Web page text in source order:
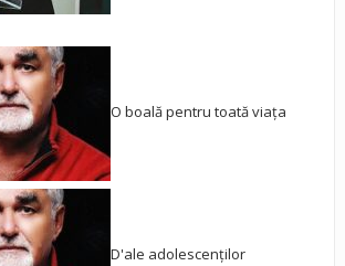
O boală pentru toată viața
D'ale adolescenților